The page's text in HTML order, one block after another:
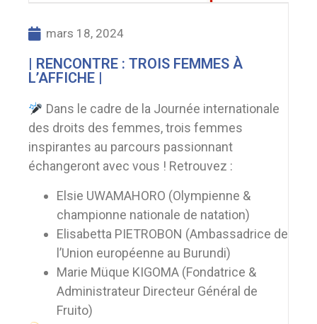
mars 18, 2024
| RENCONTRE : TROIS FEMMES À
L’AFFICHE |
Dans le cadre de la Journée internationale
des droits des femmes, trois femmes
inspirantes au parcours passionnant
échangeront avec vous ! Retrouvez :
Elsie UWAMAHORO (Olympienne &
championne nationale de natation)
Elisabetta PIETROBON (Ambassadrice de
l’Union européenne au Burundi)
Marie Müque KIGOMA (Fondatrice &
Administrateur Directeur Général de
Fruito)